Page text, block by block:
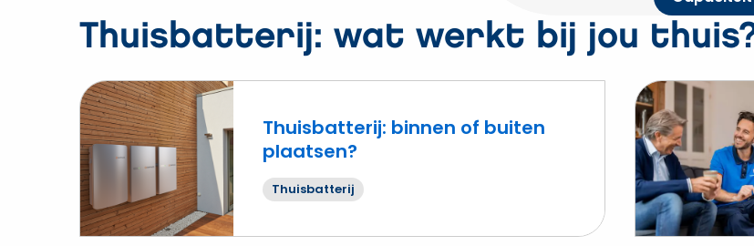
Thuisbatterij: wat werkt bij jou
Thuisbatterij: binnen of buiten
plaatsen?
Thuisbatterij
Lees
meer
over
Thuisbatterij:
Lees
meer
over
Thuisbatterij